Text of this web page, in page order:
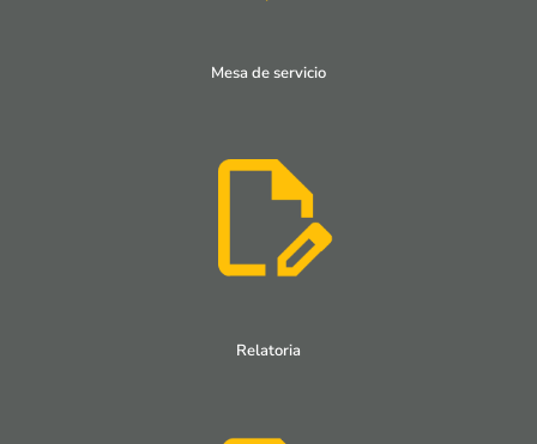
Mesa de servicio
Relatoria